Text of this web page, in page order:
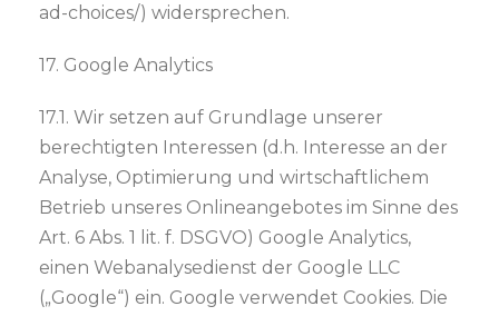
ad-choices/) widersprechen.
17. Google Analytics
17.1. Wir setzen auf Grundlage unserer
berechtigten Interessen (d.h. Interesse an der
Analyse, Optimierung und wirtschaftlichem
Betrieb unseres Onlineangebotes im Sinne des
Art. 6 Abs. 1 lit. f. DSGVO) Google Analytics,
einen Webanalysedienst der Google LLC
(„Google“) ein. Google verwendet Cookies. Die